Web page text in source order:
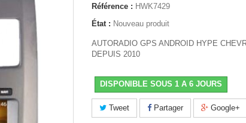
Référence : HWK7429
État : Nouveau produit
AUTORADIO GPS ANDROID HYPE
DEPUIS 2010
DISPONIBLE SOUS 1 A 6 JOURS
Tweet Partager Google+